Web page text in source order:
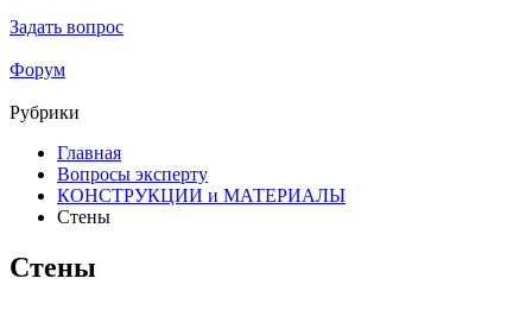
Задать вопрос
Форум
Рубрики
Главная
Вопросы эксперту
КОНСТРУКЦИИ и МАТЕРИАЛЫ
Стены
Стены